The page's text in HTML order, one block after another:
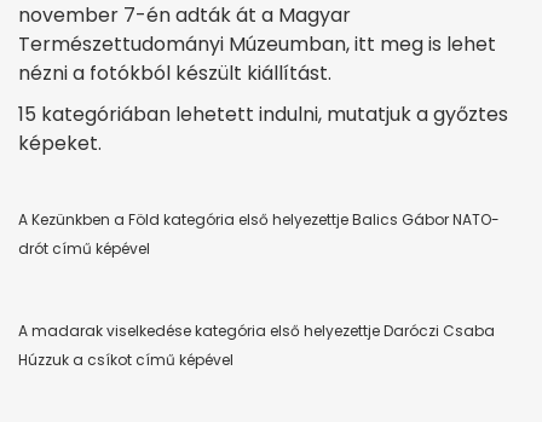
november 7-én adták át a Magyar
Természettudományi Múzeumban, itt meg is lehet
nézni a fotókból készült kiállítást.
15 kategóriában lehetett indulni, mutatjuk a győztes
képeket.
A Kezünkben a Föld kategória első helyezettje Balics Gábor NATO-
drót című képével
A madarak viselkedése kategória első helyezettje Daróczi Csaba
Húzzuk a csíkot című képével